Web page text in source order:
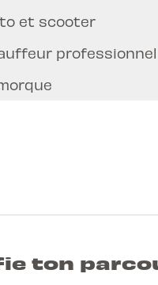
et scooter
professionnel
ton